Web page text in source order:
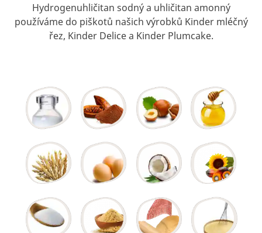
Hydrogenuhličitan sodný a uhličitan amonný
používáme do piškotů našich výrobků Kinder mléčný
řez, Kinder Delice a Kinder Plumcake.